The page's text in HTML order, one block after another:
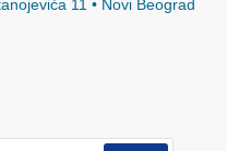
11 • Novi Beograd